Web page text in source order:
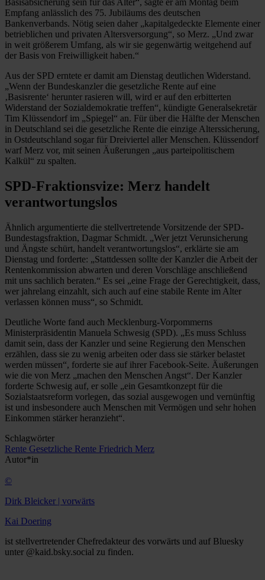
Basisabsicherung sein für das Alter“, sagte er am Montag beim
Empfang anlässlich des 75. Jubiläums des deutschen
Bankenverbands. Nötig seien daher „kapitalgedeckte Elemente einer
betrieblichen und privaten Altersversorgung“, so Merz. „Und zwar
in weit größerem Umfang, als wir sie gegenwärtig weitgehend auf
der Basis von Freiwilligkeit haben.“
Aus der SPD erntete er damit am Dienstag deutlichen Widerstand.
„Wenn der Bundeskanzler die gesetzliche Rente auf eine
‚Basisrente‘ herunter rasieren will, wird er auf den erbitterten
Widerstand der Sozialdemokratie treffen“, kündigte Generalsekretär
Tim Klüssendorf im „Spiegel“ an. Für über die Hälfte der Menschen
in Deutschland sei die gesetzliche Rente die einzige Alterssicherung,
in Ostdeutschland sogar für Dreiviertel aller Menschen. Klüssendorf
warf Merz vor, mit seinen Äußerungen „aus parteipolitischem
Kalkül“ zu spalten.
SPD-Fraktionsvize: Merz handelt
verantwortungslos
Ähnlich argumentierte die stellvertretende Vorsitzende der SPD-
Bundestagsfraktion, Dagmar Schmidt. „Wer jetzt Verunsicherung
und Ängste schürt, handelt verantwortungslos“, erklärte sie am
Dienstag und forderte: „Stattdessen sollte der Kanzler die Arbeit der
Rentenkommission abwarten und deren Vorschläge anschließend
mit uns sachlich beraten.“ Es sei „eine Frage der Gerechtigkeit, dass,
wer jahrelang einzahlt, sich auch auf eine stabile Rente im Alter
verlassen können muss“, so Schmidt.
Deutliche Worte fand auch Mecklenburg-Vorpommerns
Ministerpräsidentin Manuela Schwesig (SPD). „Es muss Schluss
damit sein, dass der Kanzler und seine Regierung den Menschen
erzählen, dass sie zu wenig arbeiten oder dass sie stärker belastet
werden müssen“, forderte sie auf ihrer Facebook-Seite. Äußerungen
wie die von Merz „machen den Menschen Angst“. Der Kanzler
forderte Schwesig auf, er solle „ein Gesamtkonzept für die
Sozialstaatsreform vorlegen, das sozial ausgewogen und vernünftig
ist und insbesondere auch Menschen mit Vermögen und sehr hohen
Einkommen stärker heranzieht“.
Schlagwörter
Rente Gesetzliche Rente Friedrich Merz
Autor*in
©
Dirk Bleicker | vorwärts
Kai Doering
ist stellvertretender Chefredakteur des vorwärts und auf Bluesky
unter @kaid.bsky.social zu finden.